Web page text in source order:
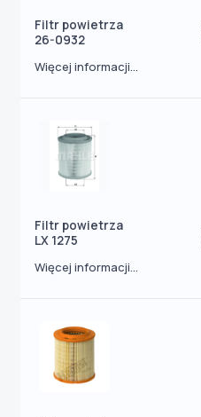
Filtr powietrza
26-0932
Więcej informacji...
Filtr powietrza
LX 1275
Więcej informacji...